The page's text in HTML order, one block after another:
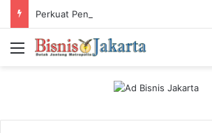
Menu